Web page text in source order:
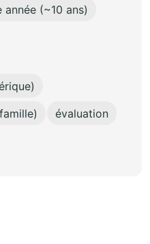
année (~10 ans)
évaluation